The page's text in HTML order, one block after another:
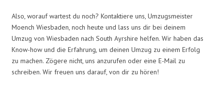
Also, worauf wartest du noch? Kontaktiere uns, Umzugsmeister
Moench Wiesbaden, noch heute und lass uns dir bei deinem
Umzug von Wiesbaden nach South Ayrshire helfen. Wir haben das
Know-how und die Erfahrung, um deinen Umzug zu einem Erfolg
zu machen. Zögere nicht, uns anzurufen oder eine E-Mail zu
schreiben. Wir freuen uns darauf, von dir zu hören!